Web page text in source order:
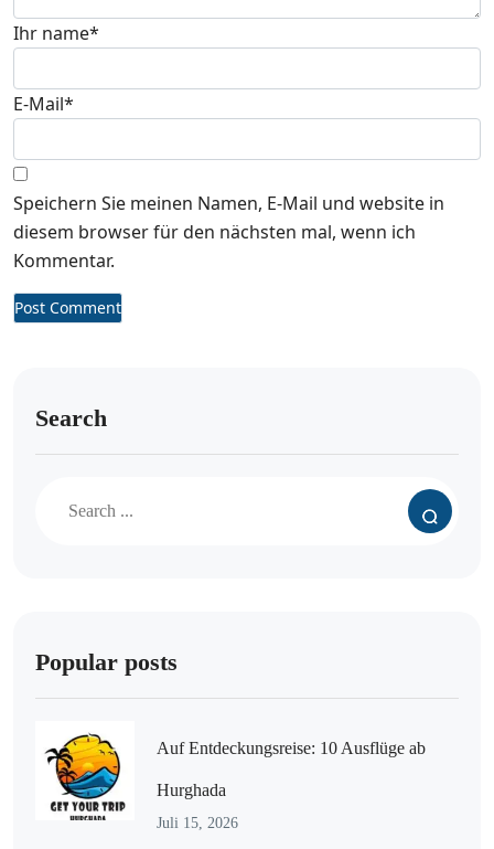
Ihr name*
E-Mail*
Speichern Sie meinen Namen, E-Mail und website in
diesem browser für den nächsten mal, wenn ich
Kommentar.
Search
Popular posts
Auf Entdeckungsreise: 10 Ausflüge ab
Hurghada
Juli 15, 2026